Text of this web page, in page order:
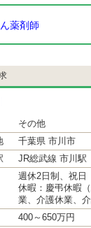
薬剤師
その他
千葉県 市川市
JR総武線 市川駅
週休2日制、祝日
休暇：慶弔休暇
業、介護休業、
400～650万円